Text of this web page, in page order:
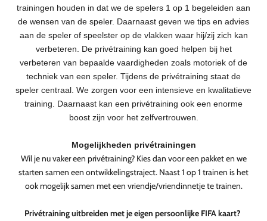
trainingen houden in dat we de spelers 1 op 1 begeleiden aan
de wensen van de speler. Daarnaast geven we tips en advies
aan de speler of speelster op de vlakken waar hij/zij zich kan
verbeteren. De privétraining kan goed helpen bij het
verbeteren van bepaalde vaardigheden zoals motoriek of de
techniek van een speler. Tijdens de privétraining staat de
speler centraal. We zorgen voor een intensieve en kwalitatieve
training. Daarnaast kan een privétraining ook een enorme
boost zijn voor het zelfvertrouwen.
Mogelijkheden privétrainingen
Wil je nu vaker een privétraining? Kies dan voor een pakket en we
starten samen een ontwikkelingstraject. Naast 1 op 1 trainen is het
ook mogelijk samen met een vriendje/vriendinnetje te trainen.
Privétraininguitbreiden met je eigen persoonlijke FIFA kaart?